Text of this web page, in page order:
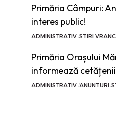
Primăria Câmpuri:
interes public!
ADMINISTRATIV STIRI
Primăria Orașului
informează cetățenii
ADMINISTRATIV ANUNTURI